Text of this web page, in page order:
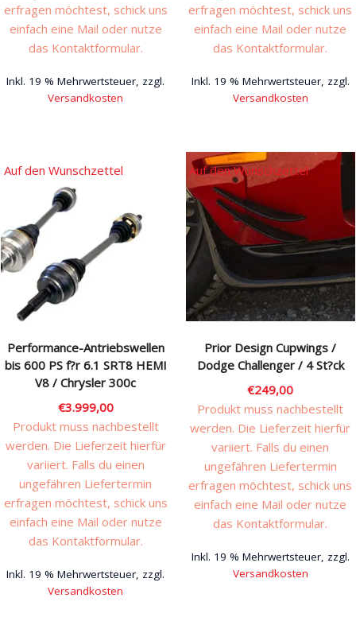
erfragen möchtest, schick uns
einfach eine Mail oder nutze
das Kontaktformular.
Inkl. 19 % Mehrwertsteuer, zzgl.
Versandkosten
erfragen möchtest, schick uns
einfach eine Mail oder nutze
das Kontaktformular.
Inkl. 19 % Mehrwertsteuer, zzgl.
Versandkosten
Performance-Antriebswellen
bis 600 PS f?r 6.1 SRT8 HEMI
V8 / Chrysler 300c
€3.999,00
Produkt muss nachbestellt
werden. Die Lieferzeit hierfür
variiert. Falls du einen
ungefähren Liefertermin
erfragen möchtest, schick uns
einfach eine Mail oder nutze
das Kontaktformular.
Inkl. 19 % Mehrwertsteuer, zzgl.
Versandkosten
Auf den Wunschzettel
Prior Design Cupwings /
Dodge Challenger / 4 St?ck
€249,00
Produkt muss nachbestellt
werden. Die Lieferzeit hierfür
variiert. Falls du einen
ungefähren Liefertermin
erfragen möchtest, schick uns
einfach eine Mail oder nutze
das Kontaktformular.
Inkl. 19 % Mehrwertsteuer, zzgl.
Versandkosten
Auf den Wunschzettel